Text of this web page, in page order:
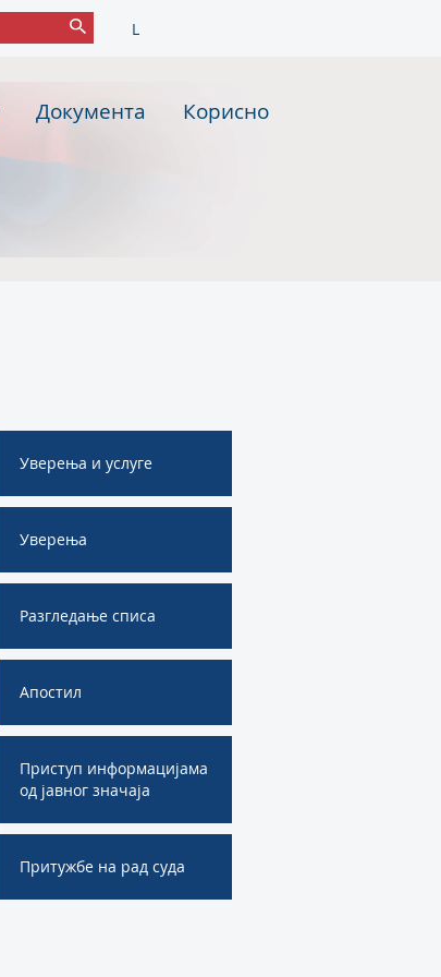
L
Документа Корисно
Уверења и услуге
Уверења
Разгледање списа
Апостил
Приступ информацијама
од јавног значаја
Притужбе на рад суда